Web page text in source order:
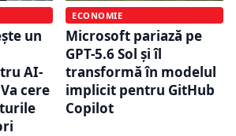
un
AI-
cere
ECONOMIE
Microsoft pariază pe
GPT-5.6 Sol și îl
transformă în modelul
implicit pentru GitHub
Copilot